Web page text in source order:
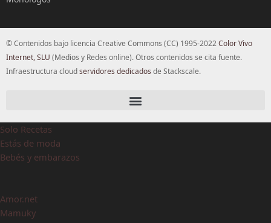
© Contenidos bajo licencia Creative Commons (CC) 1995-2022Color Vivo
Internet, SLU (Medios y Redes online). Otros contenidos se cita fuente.
Infraestructura cloudservidores dedicados de Stackscale.
Solo Recetas
Estás de moda
Bebés y embarazos
Amor.net
Mamuky